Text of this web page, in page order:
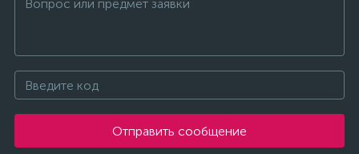
Отправить сообщение